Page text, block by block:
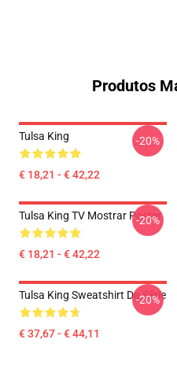
Produtos
Tulsa King
€ 18,21 - € 42,22
-20%
Tulsa King TV Mostrar Poster
€ 18,21 - € 42,22
-20%
Tulsa King Sweatshirt Da Série
€ 37,67 - € 44,11
-20%